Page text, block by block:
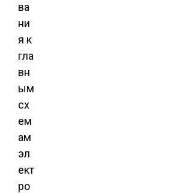
ва
ни
я к
гла
вн
ым
сх
ем
ам
эл
ект
ро